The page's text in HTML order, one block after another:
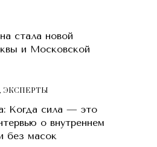
стала новой
и Московской
, ЭКСПЕРТЫ
Когда сила — это
о внутреннем
без масок